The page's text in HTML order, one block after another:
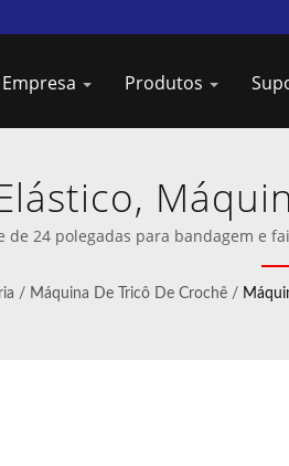
Produtos
|
de 24 polegadas para bandagem
/ Máquina De Tricô De Crochê /